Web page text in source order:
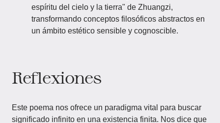
espíritu del cielo y la tierra" de Zhuangzi,
transformando conceptos filosóficos abstractos en
un ámbito estético sensible y cognoscible.
Reflexiones
Este poema nos ofrece un paradigma vital para buscar
significado infinito en una existencia finita. Nos dice que